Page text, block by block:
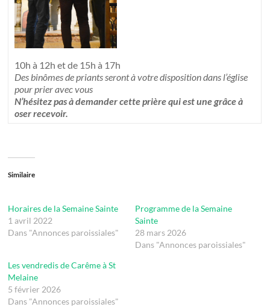
10h à 12h et de 15h à 17h
Des binômes de priants seront à votre disposition dans l’église
pour prier avec vous
N’hésitez pas à demander cette prière qui est une grâce à
oser recevoir.
Similaire
Horaires de la Semaine Sainte
1 avril 2022
Dans "Annonces paroissiales"
Programme de la Semaine
Sainte
28 mars 2026
Dans "Annonces paroissiales"
Les vendredis de Carême à St
Melaine
5 février 2026
Dans "Annonces paroissiales"